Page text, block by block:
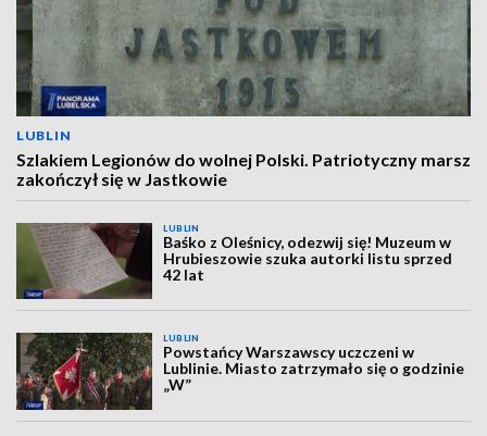
LUBLIN
Szlakiem Legionów do wolnej Polski. Patriotyczny marsz
zakończył się w Jastkowie
LUBLIN
Baśko z Oleśnicy, odezwij się! Muzeum w
Hrubieszowie szuka autorki listu sprzed
42 lat
LUBLIN
Powstańcy Warszawscy uczczeni w
Lublinie. Miasto zatrzymało się o godzinie
„W”